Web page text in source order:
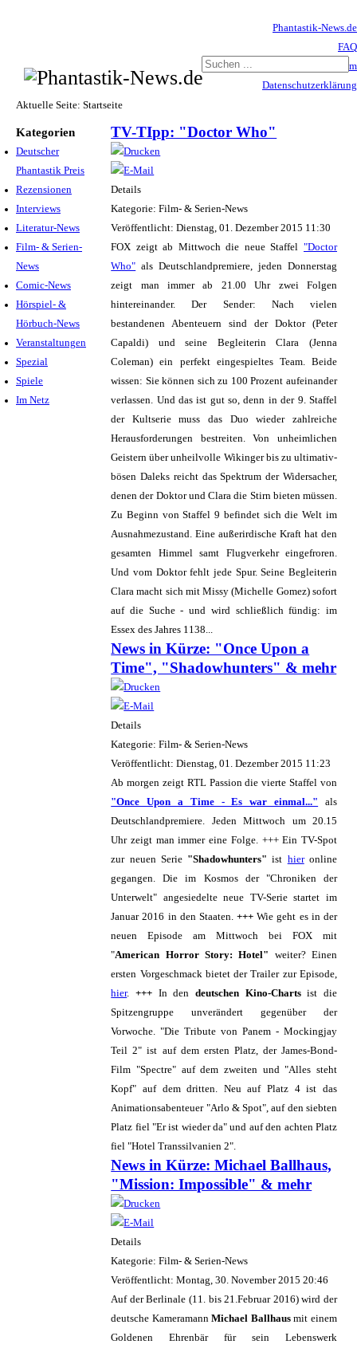
Phantastik-News.de
FAQ
Impressum
Datenschutzerklärung
Aktuelle Seite: Startseite
Kategorien
Deutscher
Phantastik Preis
Rezensionen
Interviews
Literatur-News
Film- & Serien-
News
Comic-News
Hörspiel- &
Hörbuch-News
Veranstaltungen
Spezial
Spiele
Im Netz
TV-TIpp: "Doctor Who"
Details
Kategorie: Film- & Serien-News
Veröffentlicht: Dienstag, 01. Dezember 2015 11:30
FOX zeigt ab Mittwoch die neue Staffel "Doctor
Who" als Deutschlandpremiere, jeden Donnerstag
zeigt man immer ab 21.00 Uhr zwei Folgen
hintereinander. Der Sender: Nach vielen
bestandenen Abenteuern sind der Doktor (Peter
Capaldi) und seine Begleiterin Clara (Jenna
Coleman) ein perfekt eingespieltes Team. Beide
wissen: Sie können sich zu 100 Prozent aufeinander
verlassen. Und das ist gut so, denn in der 9. Staffel
der Kultserie muss das Duo wieder zahlreiche
Herausforderungen bestreiten. Von unheimlichen
Geistern über unheilvolle Wikinger bis zu ultimativ-
bösen Daleks reicht das Spektrum der Widersacher,
denen der Doktor und Clara die Stirn bieten müssen.
Zu Beginn von Staffel 9 befindet sich die Welt im
Ausnahmezustand. Eine außerirdische Kraft hat den
gesamten Himmel samt Flugverkehr eingefroren.
Und vom Doktor fehlt jede Spur. Seine Begleiterin
Clara macht sich mit Missy (Michelle Gomez) sofort
auf die Suche - und wird schließlich fündig: im
Essex des Jahres 1138...
News in Kürze: "Once Upon a
Time", "Shadowhunters" & mehr
Details
Kategorie: Film- & Serien-News
Veröffentlicht: Dienstag, 01. Dezember 2015 11:23
Ab morgen zeigt RTL Passion die vierte Staffel von
"Once Upon a Time - Es war einmal..." als
Deutschlandpremiere. Jeden Mittwoch um 20.15
Uhr zeigt man immer eine Folge. +++ Ein TV-Spot
zur neuen Serie "Shadowhunters" ist hieronline
gegangen. Die im Kosmos der "Chroniken der
Unterwelt" angesiedelte neue TV-Serie startet im
Januar 2016 in den Staaten.+++Wie geht es in der
neuen Episode am Mittwoch bei FOX mit
"American Horror Story: Hotel" weiter? Einen
ersten Vorgeschmack bietet der Trailer zur Episode,
hier. +++ In den deutschen Kino-Chartsist die
Spitzengruppe unverändert gegenüber der
Vorwoche. "Die Tribute von Panem - Mockingjay
Teil 2" ist auf dem ersten Platz, der James-Bond-
Film "Spectre" auf dem zweiten und "Alles steht
Kopf" auf dem dritten. Neu auf Platz 4 ist das
Animationsabenteuer "Arlo & Spot", auf den siebten
Platz fiel "Er ist wieder da" und auf den achten Platz
fiel "Hotel Transsilvanien 2".
News in Kürze: Michael Ballhaus,
"Mission: Impossible" & mehr
Details
Kategorie: Film- & Serien-News
Veröffentlicht: Montag, 30. November 2015 20:46
Auf der Berlinale (11. bis 21.Februar 2016) wird der
deutsche KameramannMichael Ballhausmit einem
Goldenen Ehrenbär für sein Lebenswerk